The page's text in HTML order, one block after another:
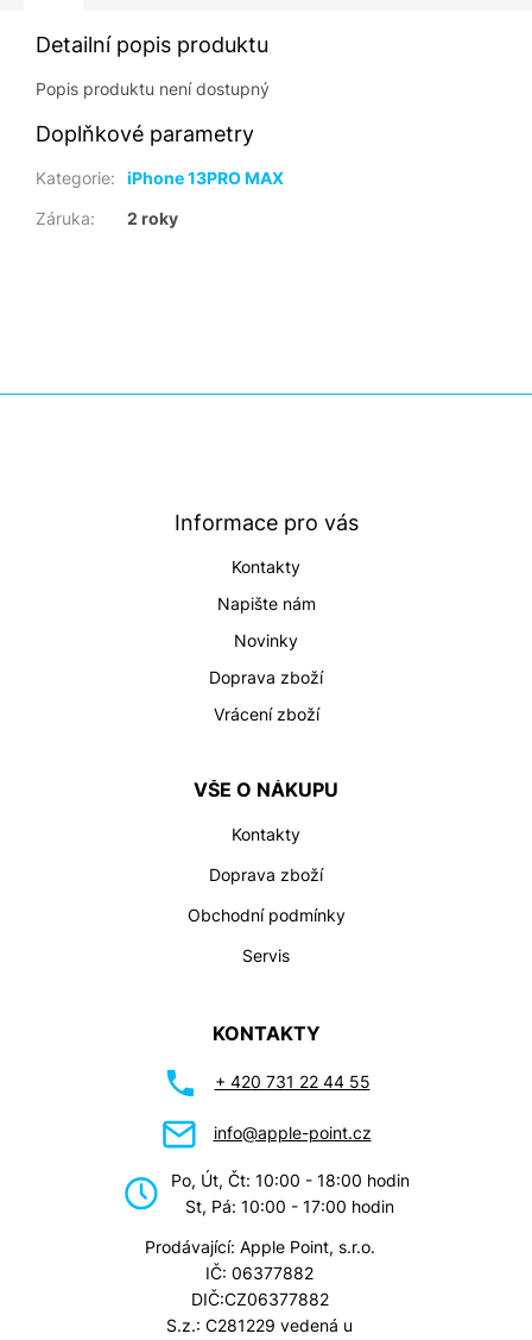
Detailní popis produktu
Popis produktu není dostupný
Doplňkové parametry
Kategorie:
iPhone 13PRO MAX
Záruka: 2 roky
Informace pro vás
Kontakty
Napište nám
Novinky
Doprava zboží
Vrácení zboží
VŠE O NÁKUPU
Kontakty
Doprava zboží
Obchodní podmínky
Servis
KONTAKTY
+ 420 731 22 44 55
info@apple-point.cz
Po, Út, Čt: 10:00 - 18:00 hodin
St, Pá: 10:00 - 17:00 hodin
Prodávající: Apple Point, s.r.o.
IČ: 06377882
DIČ:CZ06377882
S.z.: C281229 vedená u